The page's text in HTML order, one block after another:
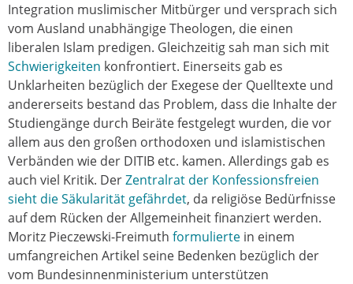
Integration muslimischer Mitbürger und versprach sich
vom Ausland unabhängige Theologen, die einen
liberalen Islam predigen. Gleichzeitig sah man sich mit
Schwierigkeiten konfrontiert. Einerseits gab es
Unklarheiten bezüglich der Exegese der Quelltexte und
andererseits bestand das Problem, dass die Inhalte der
Studiengänge durch Beiräte festgelegt wurden, die vor
allem aus den großen orthodoxen und islamistischen
Verbänden wie der DITIB etc. kamen. Allerdings gab es
auch viel Kritik. DerZentralrat der Konfessionsfreien
sieht die Säkularität gefährdet, da religiöse Bedürfnisse
auf dem Rücken der Allgemeinheit finanziert werden.
Moritz Pieczewski-Freimuth formulierte in einem
umfangreichen Artikel seine Bedenken bezüglich der
vom Bundesinnenministerium unterstützen